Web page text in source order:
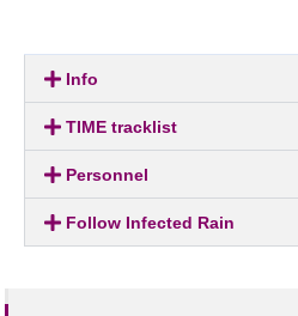
Info
TIME tracklist
Personnel
Follow Infected Rain